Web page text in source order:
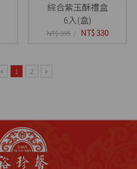
綜合紫玉酥禮盒
6入(盒)
NT$ 395 NT$ 330
1 2